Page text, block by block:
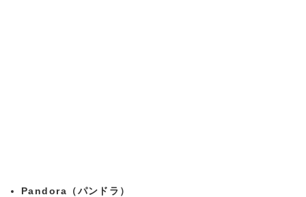
Pandora（パンドラ）